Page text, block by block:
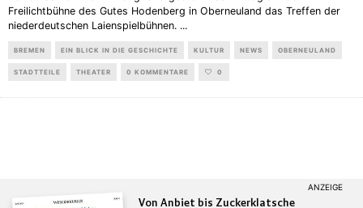
Freilichtbühne des Gutes Hodenberg in Oberneuland das Treffen der
niederdeutschen Laienspielbühnen. ...
BREMEN EIN BLICK IN DIE GESCHICHTE KULTUR NEWS OBERNEULAND
STADTTEILE THEATER 0 KOMMENTARE 0
Von Anbiet bis Zuckerklatsche